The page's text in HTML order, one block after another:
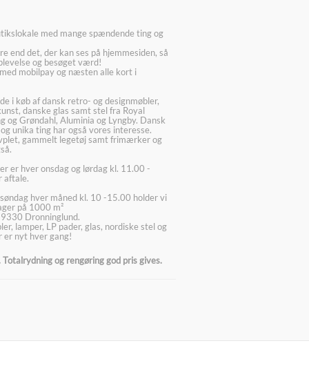
med mange spændende ting og
end det, der kan ses på hjemmesiden, så
og besøget værd!
mobilpay og næsten alle kort i
i køb af dansk retro- og designmøbler,
danske glas samt stel fra Royal
og Grøndahl, Aluminia og Lyngby. Dansk
unika ting har også vores interesse.
gammelt legetøj samt frimærker og
er hver onsdag og lørdag kl. 11.00 -
aftale.
hver måned kl. 10 -15.00 holder vi
på 1000 m²
Dronninglund.
lamper, LP pader, glas, nordiske stel og
er nyt hver gang!
og rengøring god pris gives.